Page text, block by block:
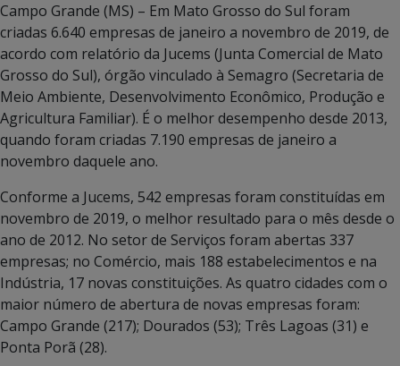
Campo Grande (MS) – Em Mato Grosso do Sul foram
criadas 6.640 empresas de janeiro a novembro de 2019, de
acordo com relatório da Jucems (Junta Comercial de Mato
Grosso do Sul), órgão vinculado à Semagro (Secretaria de
Meio Ambiente, Desenvolvimento Econômico, Produção e
Agricultura Familiar). É o melhor desempenho desde 2013,
quando foram criadas 7.190 empresas de janeiro a
novembro daquele ano.
Conforme a Jucems, 542 empresas foram constituídas em
novembro de 2019, o melhor resultado para o mês desde o
ano de 2012. No setor de Serviços foram abertas 337
empresas; no Comércio, mais 188 estabelecimentos e na
Indústria, 17 novas constituições. As quatro cidades com o
maior número de abertura de novas empresas foram:
Campo Grande (217); Dourados (53); Três Lagoas (31) e
Ponta Porã (28).